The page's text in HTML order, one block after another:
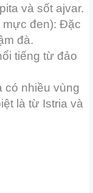
và sốt ajvar.
mực đen): Đặc
đà.
tiếng từ đảo
có nhiều vùng
là từ Istria và